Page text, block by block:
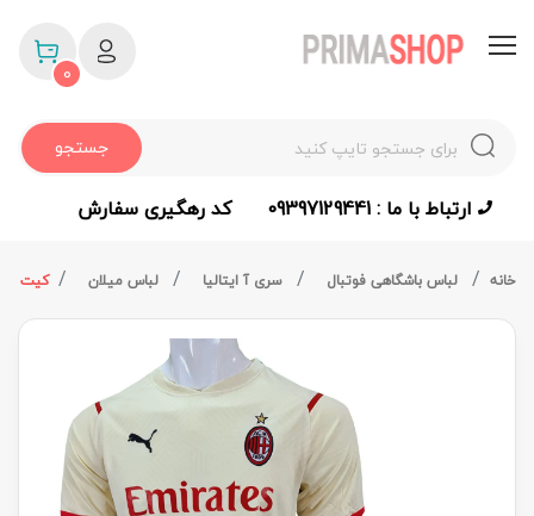
جستجو
0
ارتباط با ما : 09397129441 کد رهگیری سفارش
خانه لباس باشگاهی فوتبال سری آ ایتالیا لباس میلان کیت دوم